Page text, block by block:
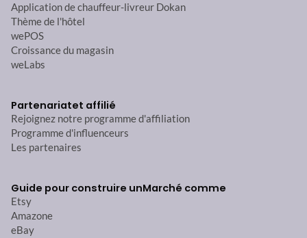
Application de chauffeur-livreur Dokan
Thème de l'hôtel
wePOS
Croissance du magasin
weLabs
Partenariatet affilié
Rejoignez notre programme d'affiliation
Programme d'influenceurs
Les partenaires
Guide pour construire unMarché comme
Etsy
Amazone
eBay